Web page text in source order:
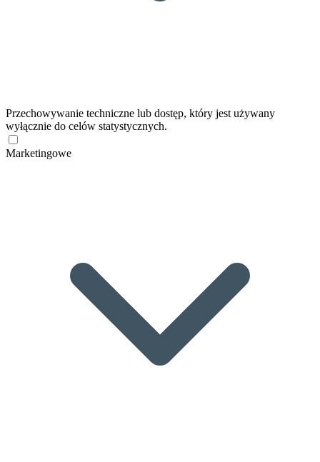
Przechowywanie techniczne lub dostęp, który jest używany
wyłącznie do celów statystycznych.
Marketingowe